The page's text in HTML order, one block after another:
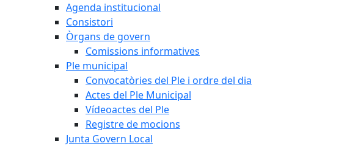
Agenda institucional
Consistori
Òrgans de govern
Comissions informatives
Ple municipal
Convocatòries del Ple i ordre del dia
Actes del Ple Municipal
Vídeoactes del Ple
Registre de mocions
Junta Govern Local